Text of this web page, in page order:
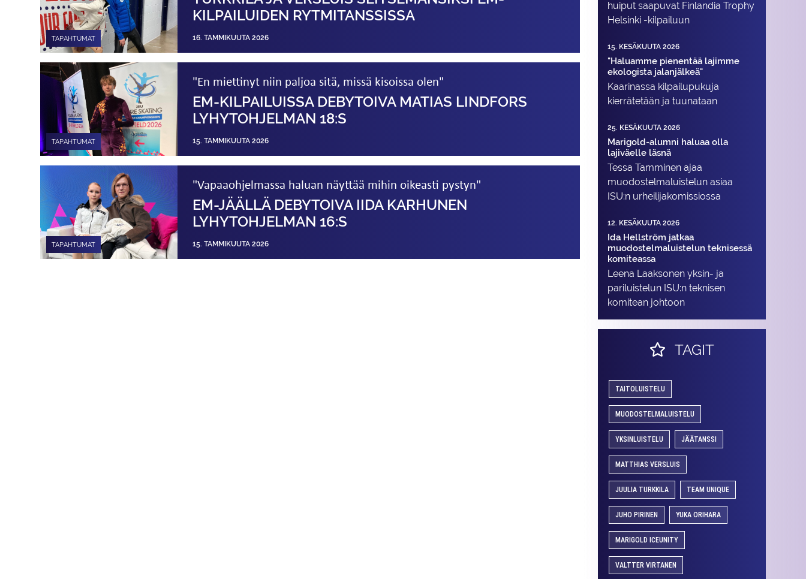
TAPAHTUMAT
KILPAILUIDEN RYTMITANSSISSA
16. TAMMIKUUTA 2026
TAPAHTUMAT
"En miettinyt niin paljoa sitä, missä kisoissa olen"
EM-KILPAILUISSA DEBYTOIVA MATIAS LINDFORS
LYHYTOHJELMAN 18:S
15. TAMMIKUUTA 2026
TAPAHTUMAT
"Vapaaohjelmassa haluan näyttää mihin oikeasti pystyn"
EM-JÄÄLLÄ DEBYTOIVA IIDA KARHUNEN
LYHYTOHJELMAN 16:S
15. TAMMIKUUTA 2026
huiput saapuvat Finlandia Trophy
Helsinki -kilpailuun
15. KESÄKUUTA 2026
"Haluamme pienentää lajimme
ekologista jalanjälkeä"
Kaarinassa kilpailupukuja
kierrätetään ja tuunataan
25. KESÄKUUTA 2026
Marigold-alumni haluaa olla
lajiväelle läsnä
Tessa Tamminen ajaa
muodostelma­luistelun asiaa
ISU:n urheilija­komissiossa
12. KESÄKUUTA 2026
Ida Hellström jatkaa
muodostelmaluistelun teknisessä
komiteassa
Leena Laaksonen yksin- ja
pariluistelun ISU:n teknisen
komitean johtoon
TAGIT
TAITOLUISTELU
MUODOSTELMALUISTELU
YKSINLUISTELU JÄÄTANSSI
MATTHIAS VERSLUIS
JUULIA TURKKILA TEAM UNIQUE
JUHO PIRINEN YUKA ORIHARA
MARIGOLD ICEUNITY
VALTTER VIRTANEN